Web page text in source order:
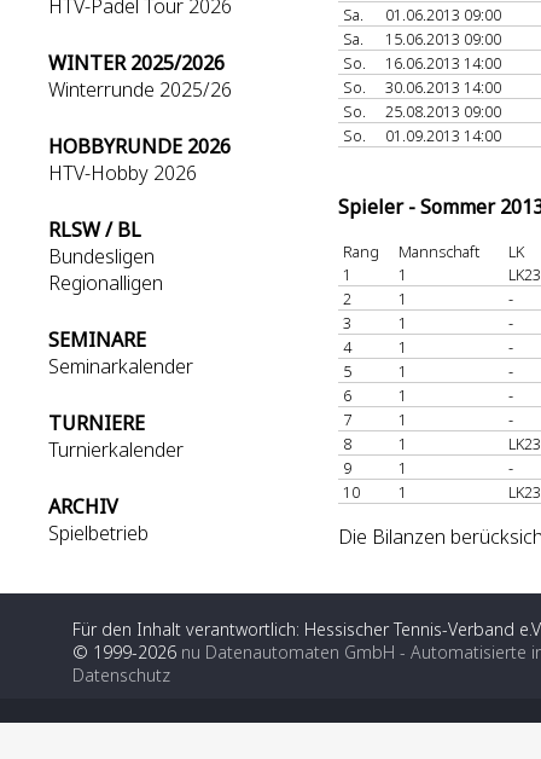
HTV-Padel Tour 2026
WINTER 2025/2026
Winterrunde 2025/26
HOBBYRUNDE 2026
HTV-Hobby 2026
RLSW / BL
Bundesligen
Regionalligen
SEMINARE
Seminarkalender
TURNIERE
Turnierkalender
ARCHIV
Spielbetrieb
Sa.
01.06.2013 09:00
Sa.
15.06.2013 09:00
So.
16.06.2013 14:00
So.
30.06.2013 14:00
So.
25.08.2013 09:00
So.
01.09.2013 14:00
Spieler - Sommer
Rang Mannschaft
LK
1
1
2
1
-
3
1
-
4
1
-
5
1
-
6
1
-
7
1
-
8
1
9
1
-
10
1
Die Bilanzen
Für den Inhalt verantwortlich: Hessischer Tennis-Verband
© 1999-2026 nu Datenautomaten GmbH - Automatisierte
Datenschutz